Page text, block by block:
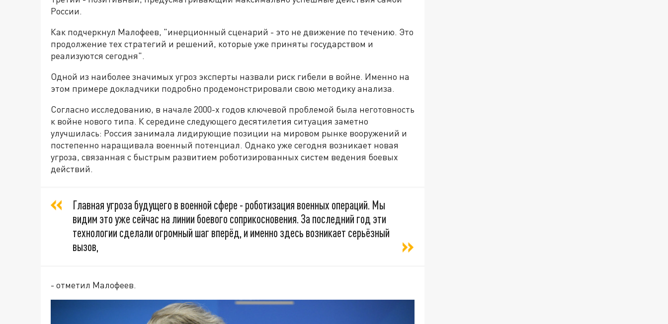
России.
Как подчеркнул Малофеев, "инерционный сценарий - это не движение по течению. Это
продолжение тех стратегий и решений, которые уже приняты государством и
реализуются сегодня".
Одной из наиболее значимых угроз эксперты назвали риск гибели в войне. Именно на
этом примере докладчики подробно продемонстрировали свою методику анализа.
Согласно исследованию, в начале 2000-х годов ключевой проблемой была неготовность
к войне нового типа. К середине следующего десятилетия ситуация заметно
улучшилась: Россия занимала лидирующие позиции на мировом рынке вооружений и
постепенно наращивала военный потенциал. Однако уже сегодня возникает новая
угроза, связанная с быстрым развитием роботизированных систем ведения боевых
действий.
Главная угроза будущего в военной сфере - роботизация военных операций. Мы
видим это уже сейчас на линии боевого соприкосновения. За последний год эти
технологии сделали огромный шаг вперёд, и именно здесь возникает серьёзный
вызов,
- отметил Малофеев.